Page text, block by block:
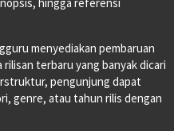
menyediakan pembaruan
terbaru yang banyak dicari
pengunjung dapat
genre, atau tahun rilis dengan